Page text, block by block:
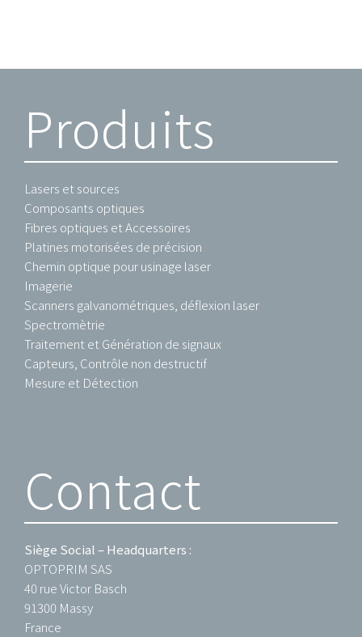
Produits
Lasers et sources
Composants optiques
Fibres optiques et Accessoires
Platines motorisées de précision
Chemin optique pour usinage laser
Imagerie
Scanners galvanométriques, déflexion laser
Spectromètrie
Traitement et Génération de signaux
Capteurs, Contrôle non destructif
Mesure et Détection
Contact
Siège Social – Headquarters :
OPTOPRIM SAS
40 rue Victor Basch
91300 Massy
France